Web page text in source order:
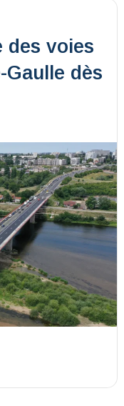
des voies
Gaulle dès